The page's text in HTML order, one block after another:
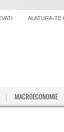
ALATURA-TE
MACROECONOMIE